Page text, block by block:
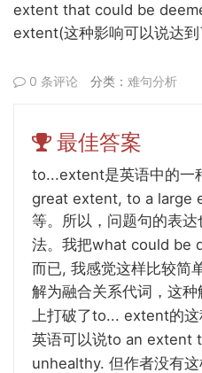
extent that could be
extent(这种影响可以说达
0 条评论 分类： 难句分析
最佳答案
to...extent是英语中的一
great extent, to a large
等。所以，问题句的表
法。我把what could be
而已, 我感觉这样比较简
解为融合关系代词，这
上打破了to... extent的
英语可以说to an extent
unhealthy. 但作者没有